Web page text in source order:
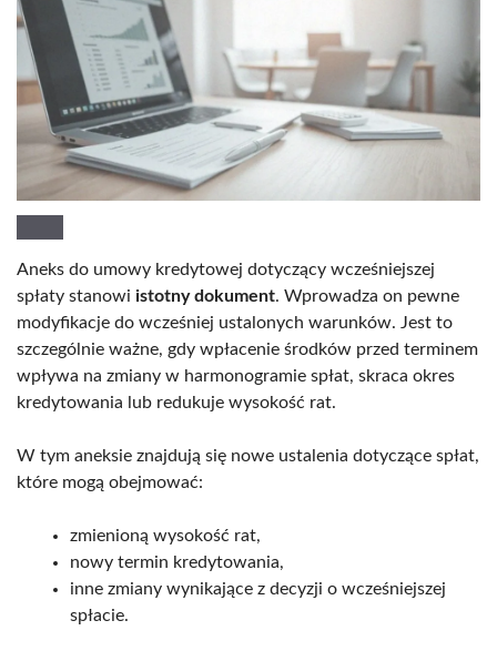
Aneks do umowy kredytowej dotyczący wcześniejszej
spłaty stanowi istotny dokument. Wprowadza on pewne
modyfikacje do wcześniej ustalonych warunków. Jest to
szczególnie ważne, gdy wpłacenie środków przed terminem
wpływa na zmiany w harmonogramie spłat, skraca okres
kredytowania lub redukuje wysokość rat.
W tym aneksie znajdują się nowe ustalenia dotyczące spłat,
które mogą obejmować:
zmienioną wysokość rat,
nowy termin kredytowania,
inne zmiany wynikające z decyzji o wcześniejszej
spłacie.